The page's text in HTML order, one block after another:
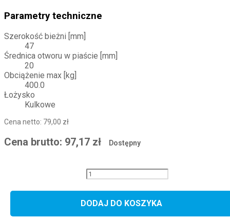
Parametry techniczne
Szerokość bieżni [mm]
47
Średnica otworu w piaście [mm]
20
Obciążenie max [kg]
400.0
Łożysko
Kulkowe
Cena netto: 79,00 zł
Cena brutto: 97,17 zł Dostępny
ilość
Koło
aluminiowo
poliuretanowe
DODAJ DO KOSZYKA